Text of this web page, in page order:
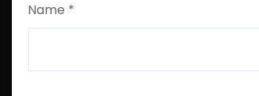
Name *